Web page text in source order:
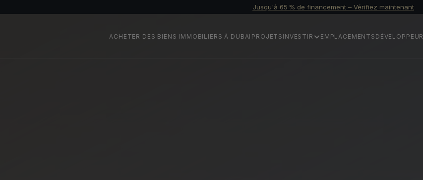
Jusqu'à 65 % de financement – Vérifiez maintenant
ACHETER DES BIENS IMMOBILIERS À DUBAÏ PROJETS INVESTIR EMPLACEMENTS DÉVELOPPEUR